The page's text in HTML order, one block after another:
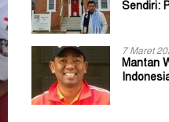
Sendiri:
7 Maret
Mantan